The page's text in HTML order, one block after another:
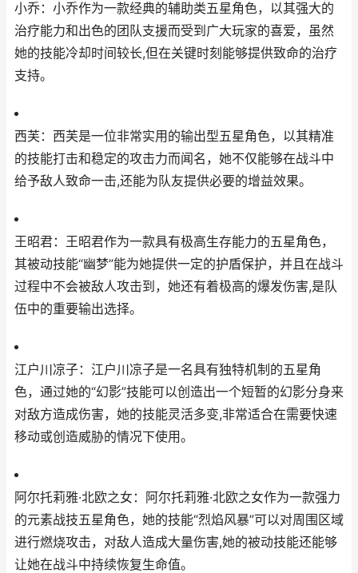
小乔：小乔作为一款经典的辅助类五星角色，以其强大的
治疗能力和出色的团队支援而受到广大玩家的喜爱，虽然
她的技能冷却时间较长,但在关键时刻能够提供致命的治疗
支持。
西芙：西芙是一位非常实用的输出型五星角色，以其精准
的技能打击和稳定的攻击力而闻名，她不仅能够在战斗中
给予敌人致命一击,还能为队友提供必要的增益效果。
王昭君：王昭君作为一款具有极高生存能力的五星角色，
其被动技能“幽梦”能为她提供一定的护盾保护，并且在战斗
过程中不会被敌人攻击到，她还有着极高的爆发伤害,是队
伍中的重要输出选择。
江户川凉子：江户川凉子是一名具有独特机制的五星角
色，通过她的“幻影”技能可以创造出一个短暂的幻影分身来
对敌方造成伤害，她的技能灵活多变,非常适合在需要快速
移动或创造威胁的情况下使用。
阿尔托莉雅·北欧之女：阿尔托莉雅·北欧之女作为一款强力
的元素战技五星角色，她的技能“烈焰风暴”可以对周围区域
进行燃烧攻击，对敌人造成大量伤害,她的被动技能还能够
让她在战斗中持续恢复生命值。